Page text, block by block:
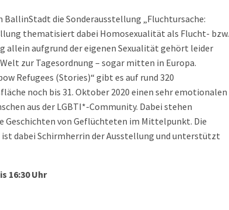
BallinStadt die Sonderausstellung „Fluchtursache:
thematisiert dabei Homosexualität als Flucht- bzw.
allein aufgrund der eigenen Sexualität gehört leider
zur Tagesordnung – sogar mitten in Europa.
Refugees (Stories)“ gibt es auf rund 320
noch bis 31. Oktober 2020 einen sehr emotionalen
aus der LGBTI*-Community. Dabei stehen
Geschichten von Geflüchteten im Mittelpunkt. Die
dabei Schirmherrin der Ausstellung und unterstützt
16:30 Uhr